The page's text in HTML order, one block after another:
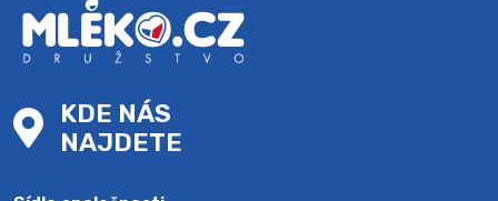
KDE NÁS
NAJDETE